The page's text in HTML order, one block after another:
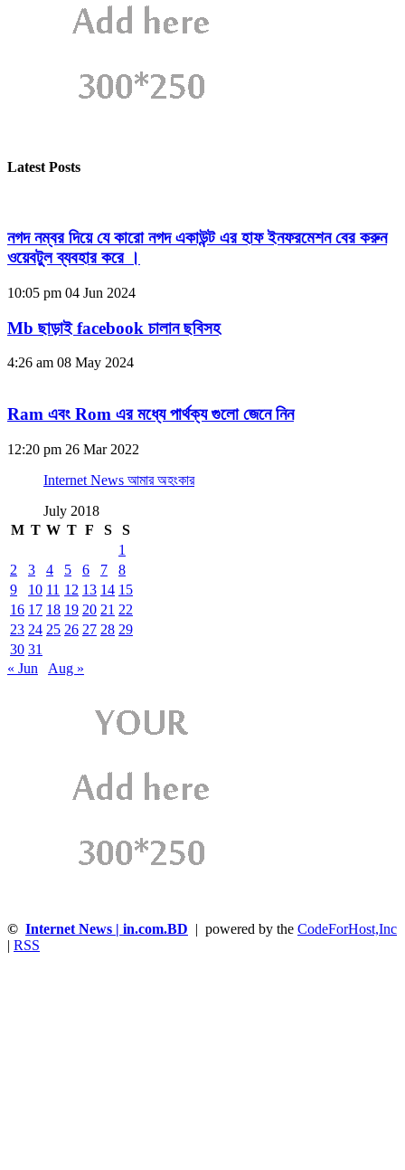
Latest Posts
নগদ নম্বর দিয়ে যে কারো নগদ একাউন্ট এর হাফ ইনফরমেশন বের করুন
ওয়েবটুল ব্যবহার করে ।
10:05 pm 04 Jun 2024
Mb ছাড়াই facebook চালান ছবিসহ
4:26 am 08 May 2024
Ram এবং Rom এর মধ্যে পার্থক্য গুলো জেনে নিন
12:20 pm 26 Mar 2022
Internet News আমার অহংকার
July 2018
M T W T F S
S
1
2
3 4 5 6 7
8
9
10 11 12 13 14 15
16 17 18 19 20 21 22
23 24 25 26 27 28 29
30 31
« Jun
Aug »
© Internet News | in.com.BD | powered by the CodeForHost,Inc
| RSS